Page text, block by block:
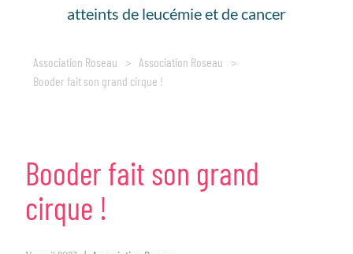
atteints de leucémie et de cancer
Association Roseau > Association Roseau >
Booder fait son grand cirque !
Booder fait son grand
cirque !